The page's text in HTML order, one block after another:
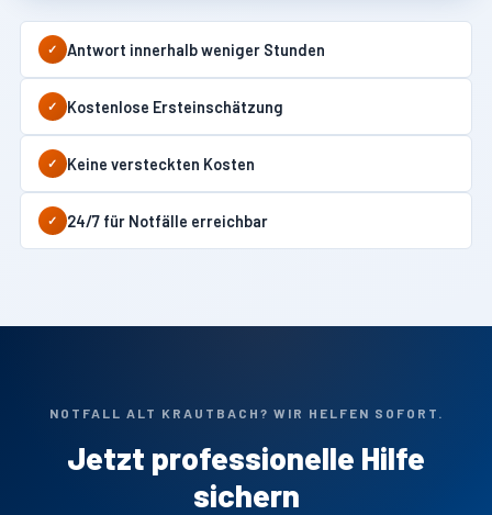
✓ Antwort innerhalb weniger Stunden
✓ Kostenlose Ersteinschätzung
✓ Keine versteckten Kosten
✓ 24/7 für Notfälle erreichbar
NOTFALL ALT KRAUTBACH? WIR HELFEN SOFORT.
Jetzt professionelle Hilfe
sichern